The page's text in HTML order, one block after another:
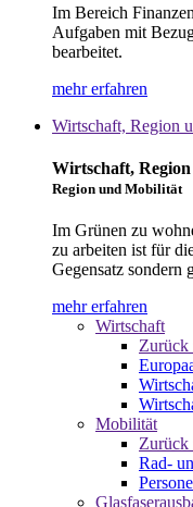
Im Bereich
Aufgaben mit
bearbeitet.
mehr erfahren
Wirtschaft, Region
Wirtschaft,
Region und Mobilität
Im Grünen zu
zu arbeiten ist für
Gegensatz sondern
mehr erfahren
Wirtschaft
Zurück
Mobilität
Zurück
Rad-